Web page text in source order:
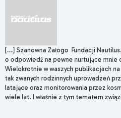
[...] Szanowna Załogo Fundacji
o odpowiedź na pewne nurtujące mnie
Wielokrotnie w waszych publikacjach
tak zwanych rodzinnych uprowadzeń
latające oraz monitorowania przez
wiele lat. I właśnie z tym tematem